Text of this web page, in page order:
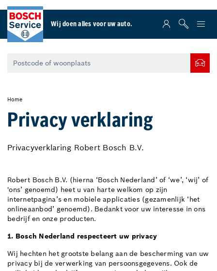
Wij doen alles voor uw auto.
Home
Privacy verklaring
Privacyverklaring Robert Bosch B.V.
Robert Bosch B.V. (hierna ‘Bosch Nederland’ of ‘we’, ‘wij’ of
'ons’ genoemd) heet u van harte welkom op zijn
internetpagina’s en mobiele applicaties (gezamenlijk ‘het
onlineaanbod’ genoemd). Bedankt voor uw interesse in ons
bedrijf en onze producten.
1. Bosch Nederland respecteert uw privacy
Wij hechten het grootste belang aan de bescherming van uw
privacy bij de verwerking van persoonsgegevens. Ook de